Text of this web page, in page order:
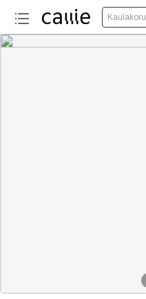
Kaulakoru